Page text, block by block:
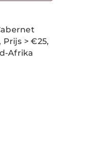
, Prijs > €25,
Afrika